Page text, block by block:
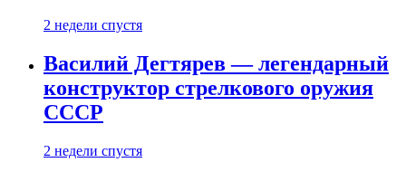
2 недели спустя
Василий Дегтярев — легендарный
конструктор стрелкового оружия
СССР
2 недели спустя